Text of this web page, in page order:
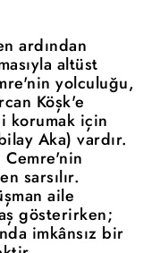
ardından
altüst
yolculuğu,
Köşk'e
korumak için
Aka) vardır.
sarsılır.
aile
gösterirken;
imkânsız bir